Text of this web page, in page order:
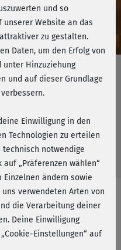
erstattbar
sichern
+ 6 Monate
und so
Website an das
zu gestalten.
Daten, um den Erfolg von
Hinzuziehung
und auf dieser Grundlage
Einwilligung in den
Technologien zu erteilen
technisch notwendige
„Präferenzen wählen“
Einzelnen ändern sowie
verwendeten Arten von
die Verarbeitung deiner
Deine Einwilligung
Einstellungen“ auf